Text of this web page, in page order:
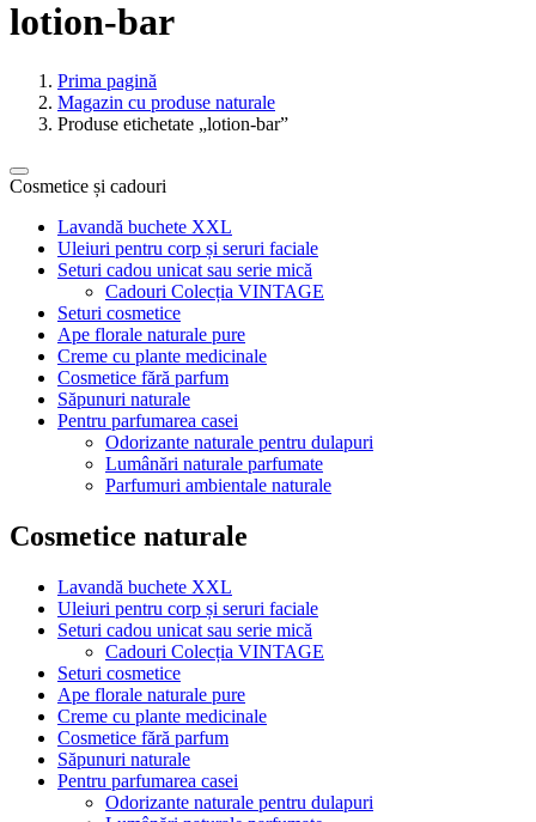
lotion-bar
Prima pagină
Magazin cu produse naturale
Produse etichetate „lotion-bar”
Cosmetice și cadouri
Lavandă buchete XXL
Uleiuri pentru corp și seruri faciale
Seturi cadou unicat sau serie mică
Cadouri Colecția VINTAGE
Seturi cosmetice
Ape florale naturale pure
Creme cu plante medicinale
Cosmetice fără parfum
Săpunuri naturale
Pentru parfumarea casei
Odorizante naturale pentru dulapuri
Lumânări naturale parfumate
Parfumuri ambientale naturale
Cosmetice naturale
Lavandă buchete XXL
Uleiuri pentru corp și seruri faciale
Seturi cadou unicat sau serie mică
Cadouri Colecția VINTAGE
Seturi cosmetice
Ape florale naturale pure
Creme cu plante medicinale
Cosmetice fără parfum
Săpunuri naturale
Pentru parfumarea casei
Odorizante naturale pentru dulapuri